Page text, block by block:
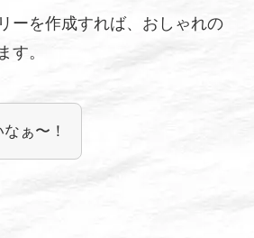
ーを作成すれば、おしゃれの
す。
ぁ〜！